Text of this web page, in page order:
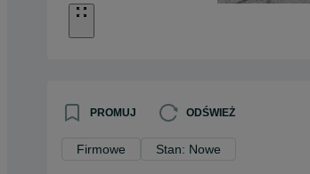
PROMUJ ODŚWIEŻ
Firmowe Stan: Nowe